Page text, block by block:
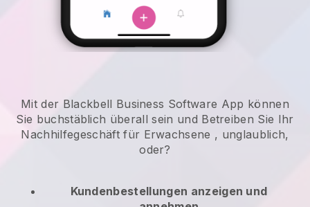
Mit der Blackbell Business Software App können
Sie buchstäblich überall sein und Betreiben Sie Ihr
Nachhilfegeschäft für Erwachsene , unglaublich,
oder?
Kundenbestellungen anzeigen und